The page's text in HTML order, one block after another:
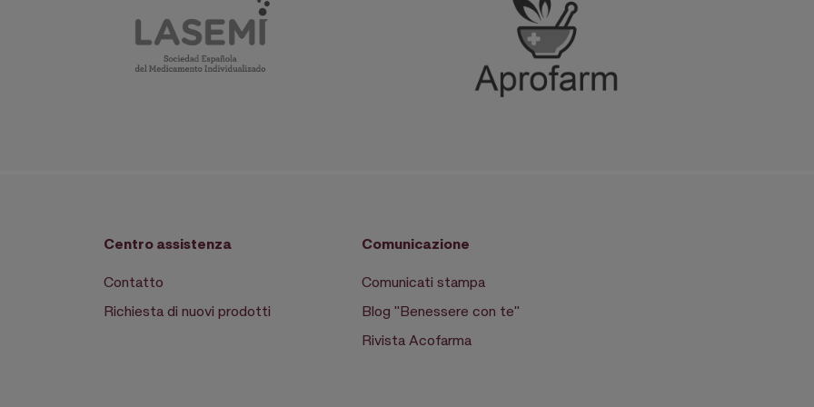
Centro assistenza
Contatto
Richiesta di nuovi prodotti
Comunicazione
Comunicati stampa
Blog "Benessere con te"
Rivista Acofarma